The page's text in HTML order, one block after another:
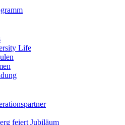
Life
feiert Jubiläum